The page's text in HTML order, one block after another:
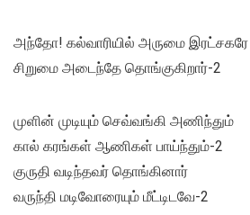
அந்தோ! கல்வாரியில் அருமை இரட்சகரே
சிறுமை அடைந்தே தொங்குகிறார்-2
முளின் முடியும் செவ்வங்கி அணிந்தும்
கால் கரங்கள் ஆணிகள் பாய்ந்தும்-2
குருதி வடிந்தவர் தொங்கினார்
வருந்தி மடிவோரையும் மீட்டிடவே-2